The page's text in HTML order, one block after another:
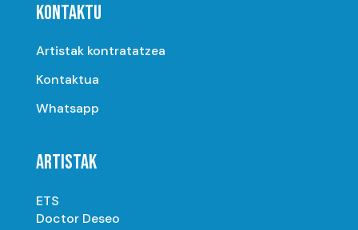
KONTAKTU
Artistak kontratatzea
Kontaktua
Whatsapp
ARTISTAK
ETS
Doctor Deseo